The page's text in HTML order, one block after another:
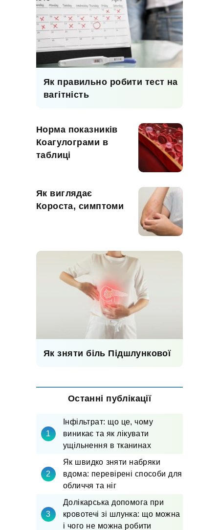
Як правильно робити тест на
вагітність
Норма показників
Коагулограми в
таблиці
Як виглядає
Короста, симптоми
Як зняти біль Підшлункової
Останні публікації
Інфільтрат: що це, чому
виникає та як лікувати
ущільнення в тканинах
Як швидко зняти набряки
вдома: перевірені способи для
обличчя та ніг
Долікарська допомога при
кровотечі зі шлунка: що можна
і чого не можна робити